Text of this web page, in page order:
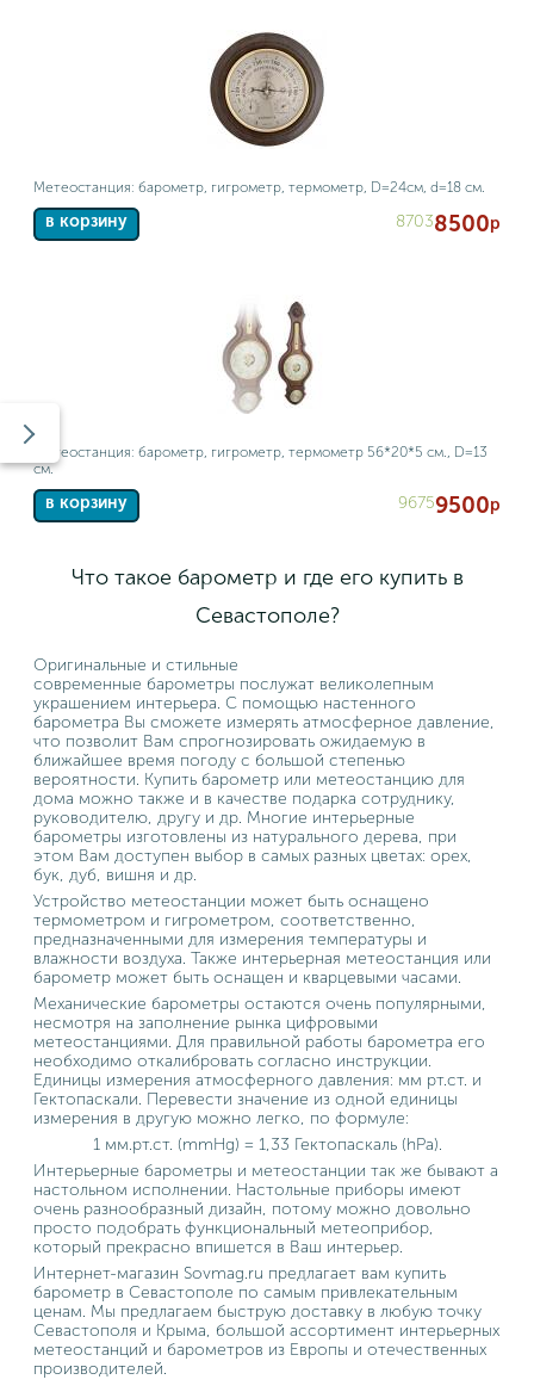
Метеостанция: барометр, гигрометр, термометр, D=24см, d=18 см.
в корзину 87038500р
Метеостанция: барометр, гигрометр, термометр 56*20*5 см., D=13
см.
в корзину 96759500р
Что такое барометр и где его купить в
Севастополе?
Оригинальные и стильные
современные барометры послужат великолепным
украшением интерьера. С помощью настенного
барометра Вы сможете измерять атмосферное давление,
что позволит Вам спрогнозировать ожидаемую в
ближайшее время погоду с большой степенью
вероятности. Купить барометр или метеостанцию для
дома можно также и в качестве подарка сотруднику,
руководителю, другу и др. Многие интерьерные
барометры изготовлены из натурального дерева, при
этом Вам доступен выбор в самых разных цветах: орех,
бук, дуб, вишня и др.
Устройство метеостанции может быть оснащено
термометром и гигрометром, соответственно,
предназначенными для измерения температуры и
влажности воздуха. Также интерьерная метеостанция или
барометр может быть оснащен и кварцевыми часами.
Механические барометры остаются очень популярными,
несмотря на заполнение рынка цифровыми
метеостанциями. Для правильной работы барометра его
необходимо откалибровать согласно инструкции.
Единицы измерения атмосферного давления: мм рт.ст. и
Гектопаскали. Перевести значение из одной единицы
измерения в другую можно легко, по формуле:
1 мм.рт.ст. (mmHg) = 1,33 Гектопаскаль (hPa).
Интерьерные барометры и метеостанции так же бывают а
настольном исполнении. Настольные приборы имеют
очень разнообразный дизайн, потому можно довольно
просто подобрать функциональный метеоприбор,
который прекрасно впишется в Ваш интерьер.
Интернет-магазин Sovmag.ru предлагает вам купить
барометр в Севастополе по самым привлекательным
ценам. Мы предлагаем быструю доставку в любую точку
Севастополя и Крыма, большой ассортимент интерьерных
метеостанций и барометров из Европы и отечественных
производителей.